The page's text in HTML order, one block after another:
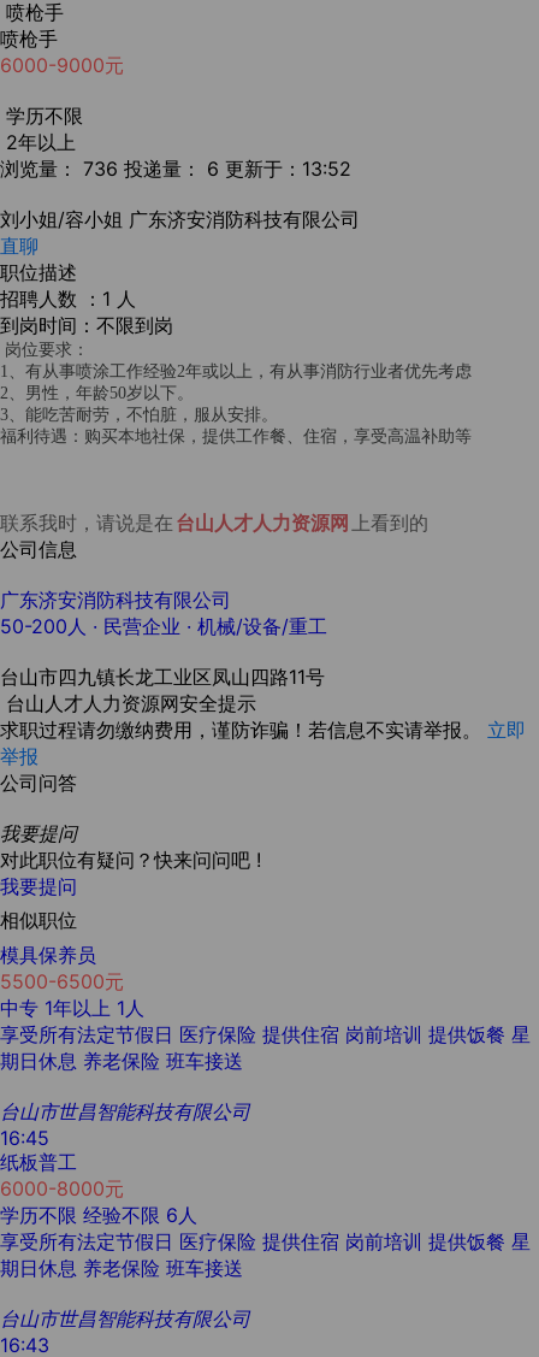
喷枪手
喷枪手
6000-9000元
学历不限
2年以上
浏览量： 736 投递量： 6 更新于：13:52
刘小姐/容小姐 广东济安消防科技有限公司
直聊
职位描述
招聘人数 ：1 人
到岗时间：不限到岗
岗位要求：
1、有从事喷涂工作经验2年或以上，有从事消防行业者优先考虑
2、男性，年龄50岁以下。
3、能吃苦耐劳，不怕脏，服从安排。
福利待遇：购买本地社保，提供工作餐、住宿，享受高温补助等
联系我时，请说是在 台山人才人力资源网 上看到的
公司信息
广东济安消防科技有限公司
50-200人 · 民营企业 · 机械/设备/重工
台山市四九镇长龙工业区凤山四路11号
台山人才人力资源网安全提示
求职过程请勿缴纳费用，谨防诈骗！若信息不实请举报。 立即
举报
公司问答
我要提问
对此职位有疑问？快来问问吧 !
我要提问
相似职位
模具保养员
5500-6500元
中专 1年以上 1人
享受所有法定节假日 医疗保险 提供住宿 岗前培训 提供饭餐 星
期日休息 养老保险 班车接送
台山市世昌智能科技有限公司
16:45
纸板普工
6000-8000元
学历不限 经验不限 6人
享受所有法定节假日 医疗保险 提供住宿 岗前培训 提供饭餐 星
期日休息 养老保险 班车接送
台山市世昌智能科技有限公司
16:43